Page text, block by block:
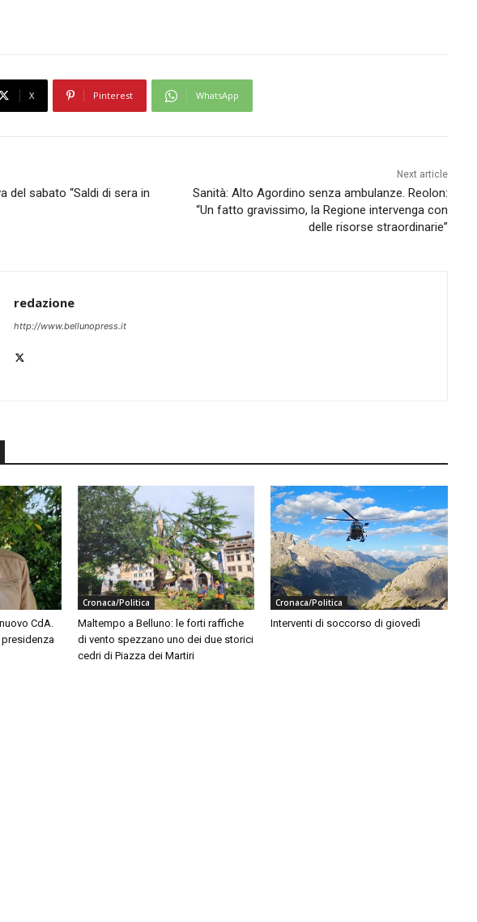
X Pinterest WhatsApp
del sabato “Saldi di sera in
Next article
Sanità: Alto Agordino senza ambulanze. Reolon:
“Un fatto gravissimo, la Regione intervenga con
delle risorse straordinarie”
redazione
http://www.bellunopress.it
CdA.
presidenza
Cronaca/Politica
Maltempo a Belluno: le forti raffiche
di vento spezzano uno dei due storici
cedri di Piazza dei Martiri
Cronaca/Politica
Interventi di soccorso di giovedì